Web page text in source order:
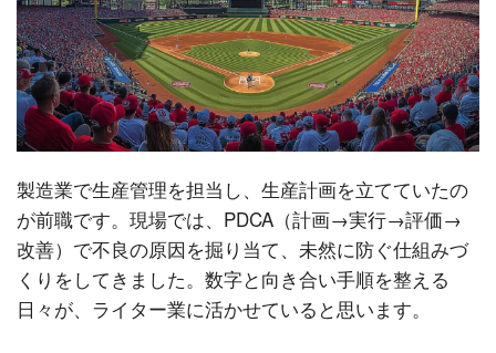
製造業で生産管理を担当し、生産計画を立てていたの
が前職です。現場では、PDCA（計画→実行→評価→
改善）で不良の原因を掘り当て、未然に防ぐ仕組みづ
くりをしてきました。数字と向き合い手順を整える
日々が、ライター業に活かせていると思います。